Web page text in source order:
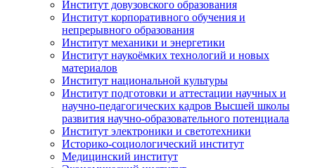
Институт довузовского образования
Институт корпоративного обучения и
непрерывного образования
Институт механики и энергетики
Институт наукоёмких технологий и новых
материалов
Институт национальной культуры
Институт подготовки и аттестации научных и
научно-педагогических кадров Высшей школы
развития научно-образовательного потенциала
Институт электроники и светотехники
Историко-социологический институт
Медицинский институт